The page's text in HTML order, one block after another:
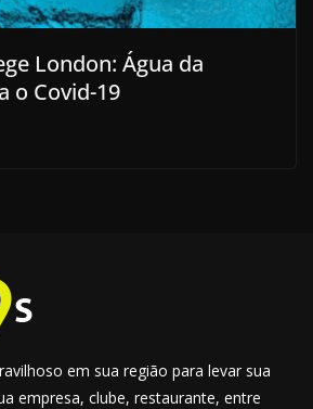
London: Água da
o Covid-19
em sua região para levar sua
empresa, clube, restaurante, entre